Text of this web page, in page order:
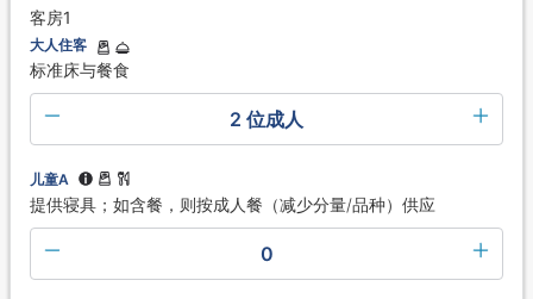
客房1
大人住客
标准床与餐食
2 位成人
儿童A
提供寝具；如含餐，则按成人餐（减少分量/品种）供应
0